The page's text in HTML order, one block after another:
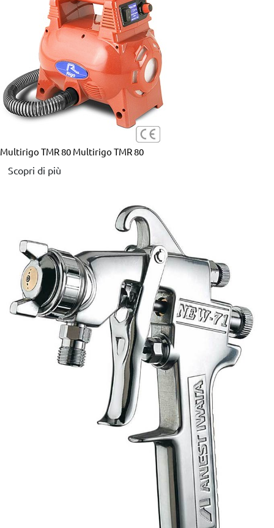
Multirigo TMR 80 Multirigo TMR 80
Scopri di più